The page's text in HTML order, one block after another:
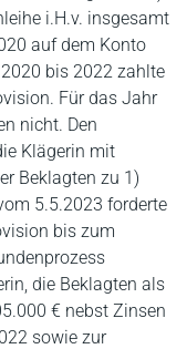
i.H.v. insgesamt
auf dem Konto
bis 2022 zahlte
Für das Jahr
nicht. Den
Klägerin mit
Beklagten zu 1)
5.5.2023 forderte
bis zum
die Beklagten als
€ nebst Zinsen
sowie zur